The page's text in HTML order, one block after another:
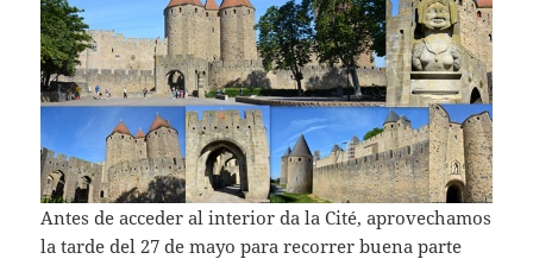
Antes de acceder al interior da la Cité, aprovechamos
la tarde del 27 de mayo para recorrer buena parte